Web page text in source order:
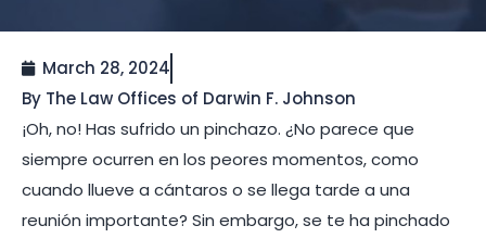
March 28, 2024
By The Law Offices of Darwin F. Johnson
¡Oh, no! Has sufrido un pinchazo. ¿No parece que
siempre ocurren en los peores momentos, como
cuando llueve a cántaros o se llega tarde a una
reunión importante? Sin embargo, se te ha pinchado